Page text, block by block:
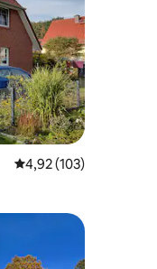
: 4,97 sur 5
Évaluation moyenne
4,92 (103)